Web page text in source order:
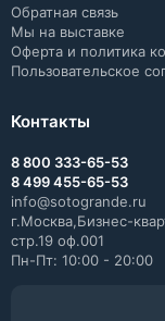
Обратная связь
Мы на выставке
Оферта и политика
Пользовательское
Контакты
8 800 333-65-53
8 499 455-65-53
info@sotogrande.ru
г.Москва,Бизнес-
стр.19 оф.001
Пн-Пт: 10:00 - 20:00